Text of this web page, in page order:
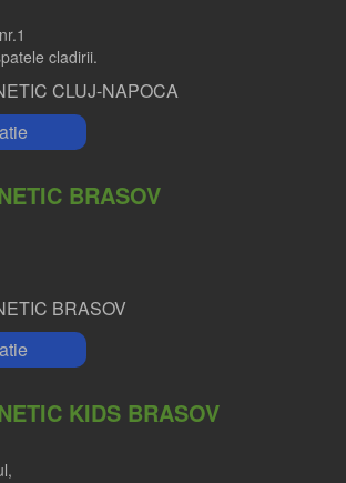
cladirii.
BRASOV
KIDS BRASOV